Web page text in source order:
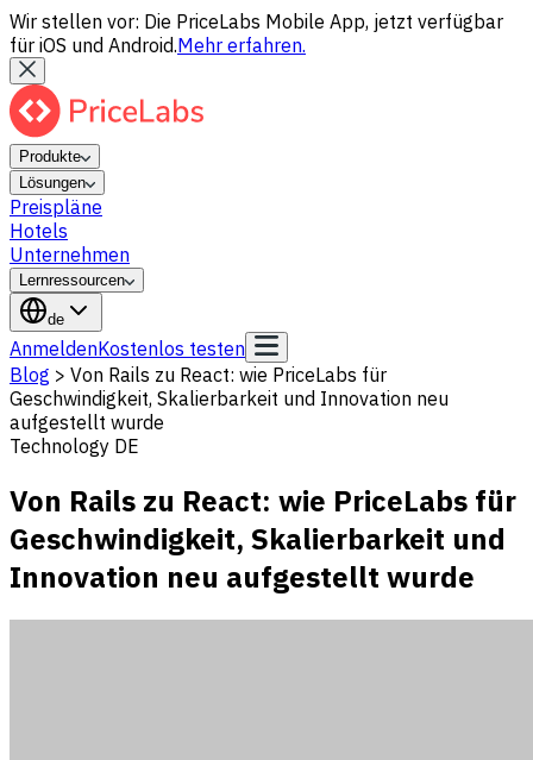
Wir stellen vor: Die PriceLabs Mobile App, jetzt verfügbar
für iOS und Android.Mehr erfahren.
Produkte
Lösungen
Preispläne
Hotels
Unternehmen
Lernressourcen
de
AnmeldenKostenlos testen
Blog > Von Rails zu React: wie PriceLabs für
Geschwindigkeit, Skalierbarkeit und Innovation neu
aufgestellt wurde
Technology DE
Von Rails zu React: wie PriceLabs für
Geschwindigkeit, Skalierbarkeit und
Innovation neu aufgestellt wurde